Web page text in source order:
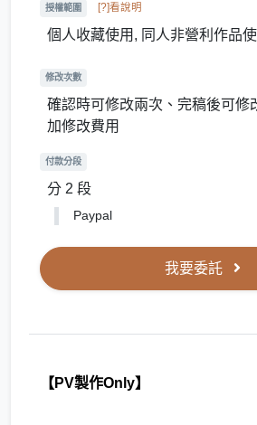
授權範圍 [?]看說明
個人收藏使用, 同人非營利作品
修改次數
確認時可修改兩次、完稿後可修
加修改費用
付款分段
分 2 段
Paypal
我要委託
【PV製作Only】